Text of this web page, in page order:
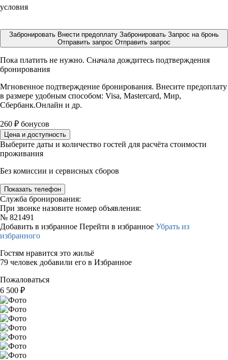
условия
Забронировать Внести предоплату Забронировать Запрос на бронь
Отправить запрос Отправить запрос
Пока платить не нужно. Сначала дождитесь подтверждения
бронирования
Мгновенное подтверждение бронирования. Внесите предоплату
в размере удобным способом: Visa, Mastercard, Мир,
Сбербанк.Онлайн и др.
260 ₽ бонусов
Цена и доступность
Выберите даты и количество гостей для расчёта стоимости
проживания
Без комиссии и сервисных сборов
Показать телефон
Служба бронирования:
При звонке назовите номер объявления:
№ 821491
Добавить в избранное Перейти в избранное Убрать из
избранного
Гостям нравится это жильё
79 человек добавили его в Избранное
Пожаловаться
6 500 ₽